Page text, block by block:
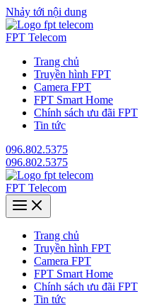
Nhảy tới nội dung
FPT Telecom
Trang chủ
Truyền hình FPT
Camera FPT
FPT Smart Home
Chính sách ưu đãi FPT
Tin tức
096.802.5375
096.802.5375
FPT Telecom
Trang chủ
Truyền hình FPT
Camera FPT
FPT Smart Home
Chính sách ưu đãi FPT
Tin tức